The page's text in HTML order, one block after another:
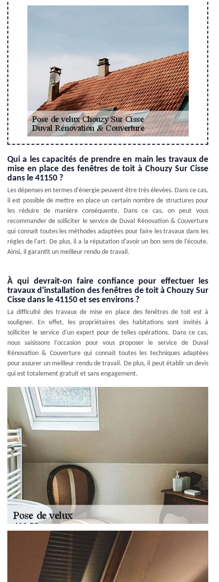
Qui a les capacités de prendre en main les travaux de
mise en place des fenêtres de toit à Chouzy Sur Cisse
dans le 41150 ?
Les dépenses en termes d'énergie peuvent être très élevées. Dans ce cas,
il est possible de mettre en place un certain nombre de structures pour
les réduire de manière conséquente. Dans ce cas, on peut vous
recommander de solliciter le service de Duval Rénovation & Couverture
qui connait toutes les méthodes adaptées pour faire les travaux dans les
règles de l'art. De plus, il a la réputation d'avoir un bon sens de l'écoute.
Ainsi, il garantit un meilleur rendu de travail.
À qui devrait-on faire confiance pour effectuer les
travaux d'installation des fenêtres de toit à Chouzy Sur
Cisse dans le 41150 et ses environs ?
La difficulté des travaux de mise en place des fenêtres de toit est à
souligner. En effet, les propriétaires des habitations sont invités à
solliciter le service d'un expert pour de telles opérations. Dans ce cas,
nous saisissons l'occasion pour vous proposer le service de Duval
Rénovation & Couverture qui connait toutes les techniques adaptées
pour assurer un meilleur rendu de travail. De plus, il peut établir un devis
qui est totalement gratuit et sans engagement.